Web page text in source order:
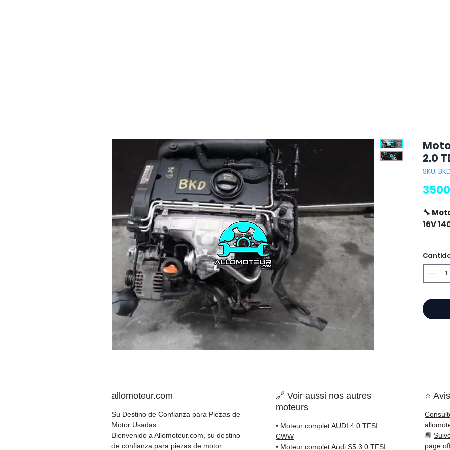
2.0
SKU:
🔧
16V
⭐
✅
antes
allomoteur.com
Su Destino de Confianza para Piezas de
Motor Usadas
Bienvenido a Allomoteur.com, su destino
de confianza para piezas de motor
🔗 Voir aussi nos autres
moteurs
• Moteur complet AUDI 4.0 TFSI
CWW
• Moteur complet Audi S5 3.0 TFSI
⭐
📘
page